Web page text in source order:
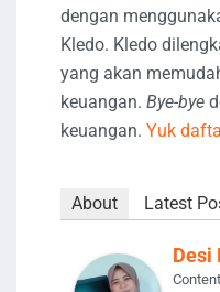
dengan
Kledo. Kledo
yang akan
keuangan. Bye-bye
keuangan. Yuk
About Latest
Desi